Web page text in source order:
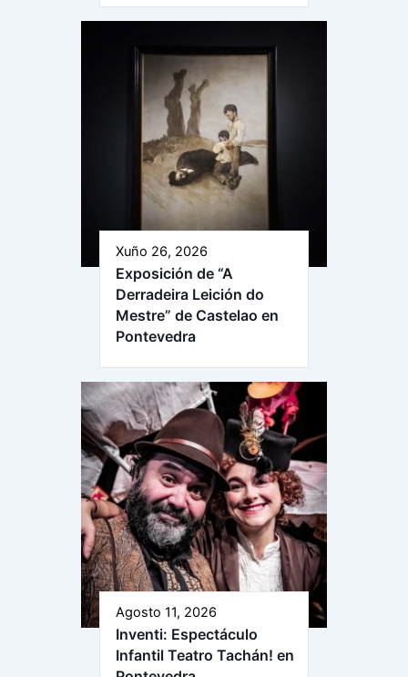
Xuño 26, 2026
Exposición de “A
Derradeira Leición do
Mestre” de Castelao en
Pontevedra
Agosto 11, 2026
Inventi: Espectáculo
Infantil Teatro Tachán! en